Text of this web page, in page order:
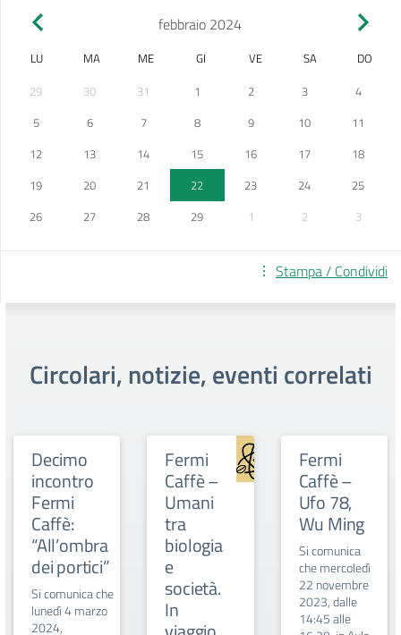
febbraio 2024
LU MA ME GI VE SA
DO
29
30 31 1 2 3
4
5
6 7 8 9 10
11
12
13 14 15 16 17
18
19
20 21 22 23 24
25
26
27 28 29 1 2 3
Stampa / Condividi
Circolari, notizie, eventi correlati
Decimo
incontro
Fermi
Caffè:
“All’ombra
dei portici”
Si comunica che
lunedì 4 marzo
2024,
Fermi
Caffè –
Umani
tra
biologia
e
società.
In
Fermi
Caffè –
Ufo 78,
Wu Ming
Si comunica
che mercoledì
22 novembre
2023, dalle
14:45 alle